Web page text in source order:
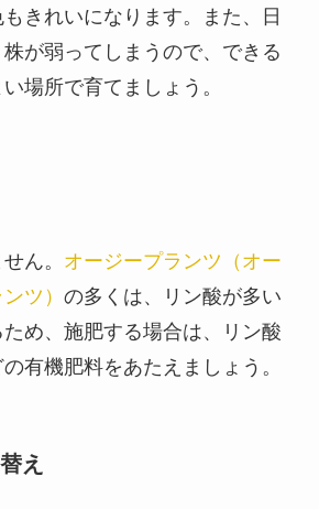
きれいになります。また、日
が弱ってしまうので、できる
場所で育てましょう。
ん。 オージープランツ（オー
ツ） の多くは、リン酸が多い
め、施肥する場合は、リン酸
有機肥料をあたえましょう。
え